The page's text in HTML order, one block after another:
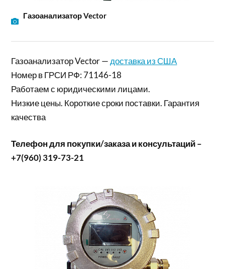
Газоанализатор Vector
Газоанализатор Vector — доставка из США
Номер в ГРСИ РФ: 71146-18
Работаем с юридическими лицами.
Низкие цены. Короткие сроки поставки. Гарантия
качества
Телефон для покупки/заказа и консультаций –
+7(960) 319-73-21